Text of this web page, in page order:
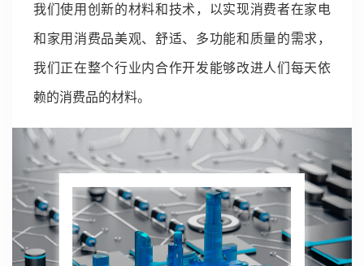
我们使用创新的材料和技术，以实现消费者在家电
和家用消费品美观、舒适、多功能和质量的需求，
我们正在整个行业内合作开发能够改进人们每天依
赖的消费品的材料。